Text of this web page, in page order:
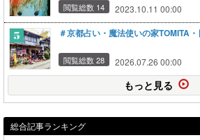
閲覧総数 14 2023.10.11 00:00
＃京都占い・魔法使いの家TOMITA
閲覧総数 28 2026.07.26 00:00
もっと見る
総合記事ランキング